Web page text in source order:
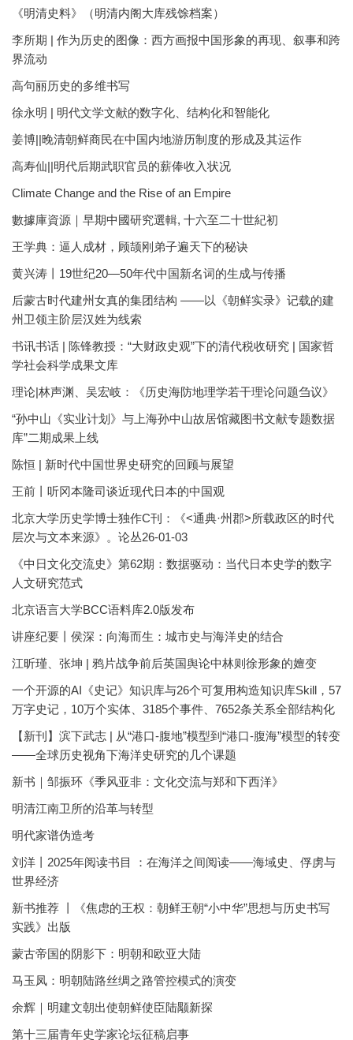
《明清史料》（明清内阁大库残馀档案）
李所期 | 作为历史的图像：西方画报中国形象的再现、叙事和跨
界流动
高句丽历史的多维书写
徐永明 | 明代文学文献的数字化、结构化和智能化
姜博||晚清朝鲜商民在中国内地游历制度的形成及其运作
高寿仙||明代后期武职官员的薪俸收入状况
Climate Change and the Rise of an Empire
數據庫資源｜早期中國研究選輯, 十六至二十世紀初
王学典：逼人成材，顾颉刚弟子遍天下的秘诀
黄兴涛丨19世纪20—50年代中国新名词的生成与传播
后蒙古时代建州女真的集团结构 ——以《朝鲜实录》记载的建
州卫领主阶层汉姓为线索
书讯书话 | 陈锋教授：“大财政史观”下的清代税收研究 | 国家哲
学社会科学成果文库
理论|林声渊、吴宏岐：《历史海防地理学若干理论问题刍议》
“孙中山《实业计划》与上海孙中山故居馆藏图书文献专题数据
库”二期成果上线
陈恒 | 新时代中国世界史研究的回顾与展望
王前丨听冈本隆司谈近现代日本的中国观
北京大学历史学博士独作C刊：《<通典·州郡>所载政区的时代
层次与文本来源》。论丛26-01-03
《中日文化交流史》第62期：数据驱动：当代日本史学的数字
人文研究范式
北京语言大学BCC语料库2.0版发布
讲座纪要丨侯深：向海而生：城市史与海洋史的结合
江昕瑾、张坤 | 鸦片战争前后英国舆论中林则徐形象的嬗变
一个开源的AI《史记》知识库与26个可复用构造知识库Skill，57
万字史记，10万个实体、3185个事件、7652条关系全部结构化
【新刊】滨下武志 | 从“港口-腹地”模型到“港口-腹海”模型的转变
——全球历史视角下海洋史研究的几个课题
新书｜邹振环《季风亚非：文化交流与郑和下西洋》
明清江南卫所的沿革与转型
明代家谱伪造考
刘洋丨2025年阅读书目 ：在海洋之间阅读——海域史、俘虏与
世界经济
新书推荐 丨《焦虑的王权：朝鲜王朝“小中华”思想与历史书写
实践》出版
蒙古帝国的阴影下：明朝和欧亚大陆
马玉凤：明朝陆路丝绸之路管控模式的演变
余辉｜明建文朝出使朝鲜使臣陆颙新探
第十三届青年史学家论坛征稿启事